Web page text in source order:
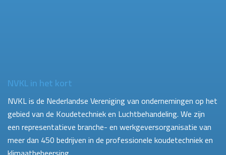
NVKL in het kort
NVKL is de Nederlandse Vereniging van ondernemingen op het
gebied van de Koudetechniek en Luchtbehandeling. We zijn
een representatieve branche- en werkgeversorganisatie van
meer dan 450 bedrijven in de professionele koudetechniek en